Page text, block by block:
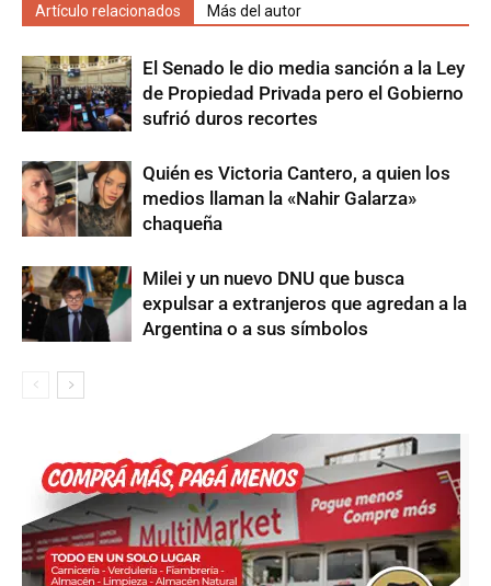
Artículo relacionados Más del autor
El Senado le dio media sanción a la Ley
de Propiedad Privada pero el Gobierno
sufrió duros recortes
Quién es Victoria Cantero, a quien los
medios llaman la «Nahir Galarza»
chaqueña
Milei y un nuevo DNU que busca
expulsar a extranjeros que agredan a la
Argentina o a sus símbolos